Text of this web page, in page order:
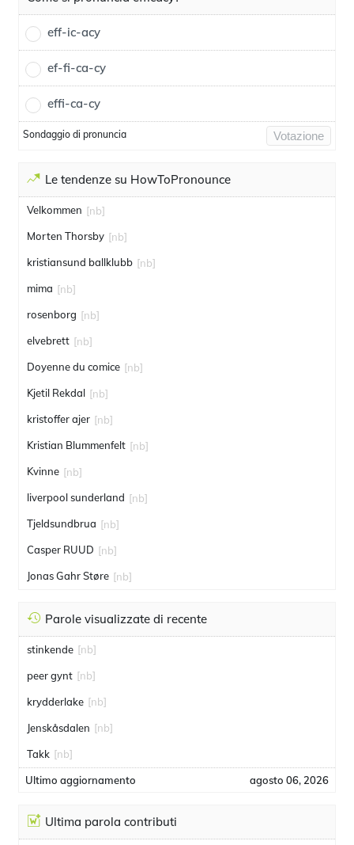
eff-ic-acy
ef-fi-ca-cy
effi-ca-cy
Sondaggio di pronuncia Votazione
Le tendenze su HowToPronounce
Velkommen [nb]
Morten Thorsby [nb]
kristiansund ballklubb [nb]
mima [nb]
rosenborg [nb]
elvebrett [nb]
Doyenne du comice [nb]
Kjetil Rekdal [nb]
kristoffer ajer [nb]
Kristian Blummenfelt [nb]
Kvinne [nb]
liverpool sunderland [nb]
Tjeldsundbrua [nb]
Casper RUUD [nb]
Jonas Gahr Støre [nb]
Parole visualizzate di recente
stinkende [nb]
peer gynt [nb]
krydderlake [nb]
Jenskåsdalen [nb]
Takk [nb]
Ultimo aggiornamento agosto 06, 2026
Ultima parola contributi